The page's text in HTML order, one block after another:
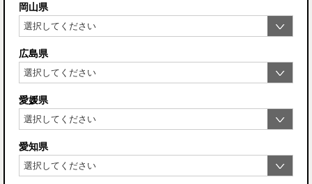
岡山県
広島県
愛媛県
愛知県